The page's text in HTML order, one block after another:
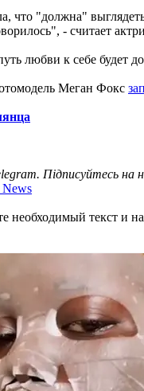
что "должна"
- считает
любви к себе будет
Меган Фокс
Підписуйтесь на
News
необходимый текст и